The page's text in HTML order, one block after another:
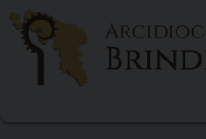
Skip
content